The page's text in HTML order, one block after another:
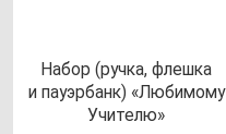
Набор (руч­ка, флеш­ка
и па­уэр­банк) «Люби­мо­му
Учи­те­лю»